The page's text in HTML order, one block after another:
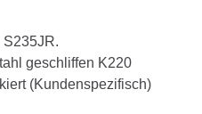
S235JR.
geschliffen K220
(Kundenspezifisch)